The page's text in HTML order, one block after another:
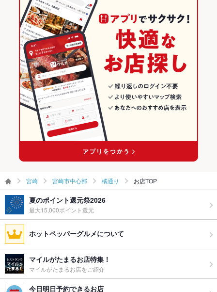
食べ放題 なし ：1品1品丁寧にご提供致します。
焼酎充実、日本酒充実、ワイン充実
お子様連れ お子様連れOK
ウェディン
グパーティ
ー二次会
－
－
宮崎市中心部 × 創作料理
宮崎市中心部 × 和風
宮崎駅 × 創作料理
宮崎駅 × 和風
宮崎 × 居酒屋
宮崎 × 和風
宮崎 × 創作料理
宮崎 × 和風
宮崎市中心部の居酒屋ランキング
橘通りのグルメランキング
橘通りの居酒屋ランキング
宮崎 宮崎市中心部 橘通り お店TOP
夏のポイント還元祭2026
最大15,000ポイント還元
ホットペッパーグルメについて
マイルがたまるお店特集！
マイルがたまるお店をご紹介
今日明日予約できるお店